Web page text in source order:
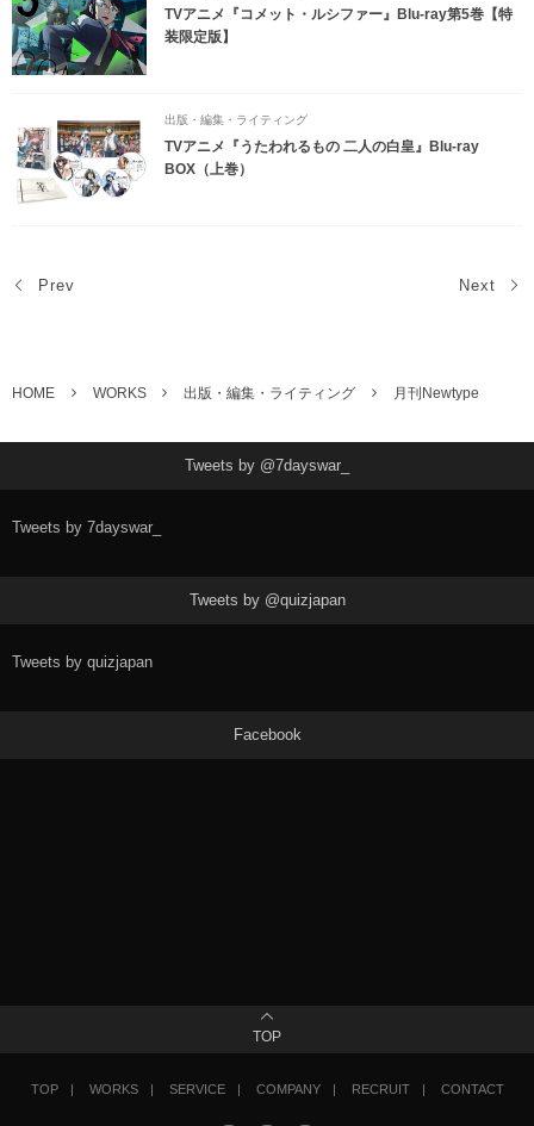
TVアニメ『コメット・ルシファー』Blu-ray第5巻【特
装限定版】
出版・編集・ライティング
TVアニメ『うたわれるもの 二人の白皇』Blu-ray
BOX（上巻）
Prev Next
HOME WORKS 出版・編集・ライティング 月刊Newtype
Tweets by @7dayswar_
Tweets by 7dayswar_
Tweets by @quizjapan
Tweets by quizjapan
Facebook
TOP
TOP WORKS SERVICE COMPANY RECRUIT CONTACT